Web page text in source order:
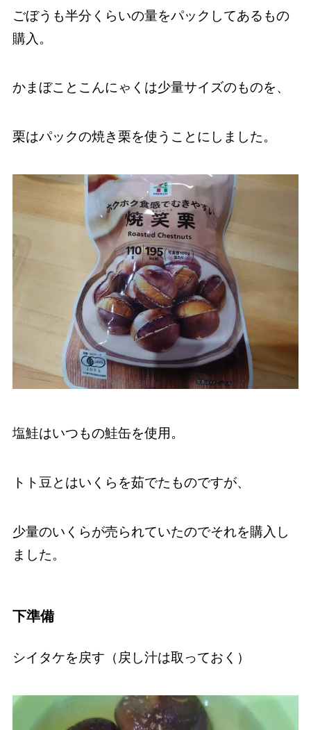
ごぼうも半分くらいの量をパックしてあるもの
購入。
かまぼことこんにゃくは少量サイズのものを、
栗はパックの焼き栗を使うことにしました。
塩鮭はいつもの鮭缶を使用。
トト豆とはいくらを茹でたものですが、
少量のいくらが売られていたのでそれを購入し
ました。
下準備
シイタケを戻す（戻し汁は取っておく）